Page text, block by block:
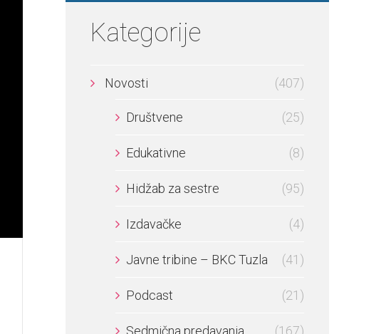
Kategorije
Novosti (407)
Društvene (25)
Edukativne (8)
Hidžab za sestre (95)
Izdavačke (4)
Javne tribine – BKC Tuzla (41)
Podcast (21)
Sedmična predavanja (167)